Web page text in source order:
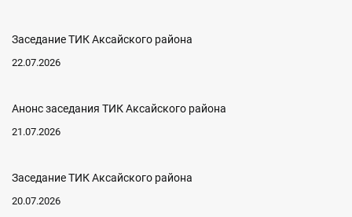
Заседание ТИК Аксайского района
22.07.2026
Анонс заседания ТИК Аксайского района
21.07.2026
Заседание ТИК Аксайского района
20.07.2026